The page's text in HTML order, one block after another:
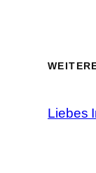
Liebes